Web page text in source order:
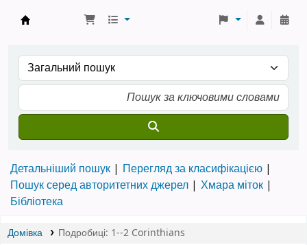
Детальніший пошук
Перегляд за класифікацією
Пошук серед авторитетних джерел
Хмара міток
Бібліотека
Домівка Подробиці: 1--2 Corinthians